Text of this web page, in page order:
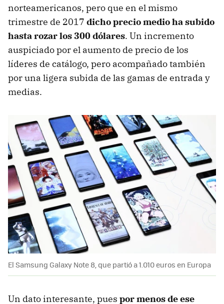
norteamericanos, pero que en el mismo
trimestre de 2017 dicho precio medio ha subido
hasta rozar los 300 dólares. Un incremento
auspiciado por el aumento de precio de los
líderes de catálogo, pero acompañado también
por una ligera subida de las gamas de entrada y
medias.
El Samsung Galaxy Note 8, que partió a 1.010 euros en Europa
Un dato interesante, pues por menos de ese